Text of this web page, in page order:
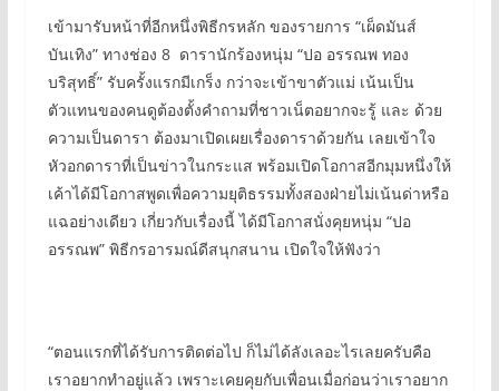
เข้ามารับหน้าที่อีกหนึ่งพิธีกรหลัก ของรายการ “เผ็ดมันส์
บันเทิง” ทางช่อง 8 ดารานักร้องหนุ่ม “ปอ อรรณพ ทอง
บริสุทธิ์” รับครั้งแรกมีเกร็ง กว่าจะเข้าขาตัวแม่ เน้นเป็น
ตัวแทนของคนดูต้องตั้งคำถามที่ชาวเน็ตอยากจะรู้ และ ด้วย
ความเป็นดารา ต้องมาเปิดเผยเรื่องดาราด้วยกัน เลยเข้าใจ
หัวอกดาราที่เป็นข่าวในกระแส พร้อมเปิดโอกาสอีกมุมหนึ่งให้
เค้าได้มีโอกาสพูดเพื่อความยุติธรรมทั้งสองฝ่ายไม่เน้นด่าหรือ
แฉอย่างเดียว เกี่ยวกับเรื่องนี้ ได้มีโอกาสนั่งคุยหนุ่ม “ปอ
อรรณพ” พิธีกรอารมณ์ดีสนุกสนาน เปิดใจให้ฟังว่า
“ตอนแรกที่ได้รับการติดต่อไป ก็ไม่ได้ลังเลอะไรเลยครับคือ
เราอยากทำอยู่แล้ว เพราะเคยคุยกับเพื่อนเมื่อก่อนว่าเราอยาก